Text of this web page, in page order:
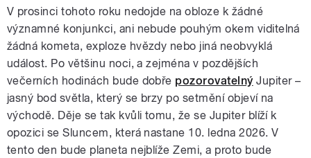
V prosinci tohoto roku nedojde na obloze k žádné
významné konjunkci, ani nebude pouhým okem viditelná
žádná kometa, exploze hvězdy nebo jiná neobvyklá
událost. Po většinu noci, a zejména v pozdějších
večerních hodinách bude dobře pozorovatelný Jupiter –
jasný bod světla, který se brzy po setmění objeví na
východě. Děje se tak kvůli tomu, že se Jupiter blíží k
opozici se Sluncem, která nastane 10. ledna 2026. V
tento den bude planeta nejblíže Zemi, a proto bude